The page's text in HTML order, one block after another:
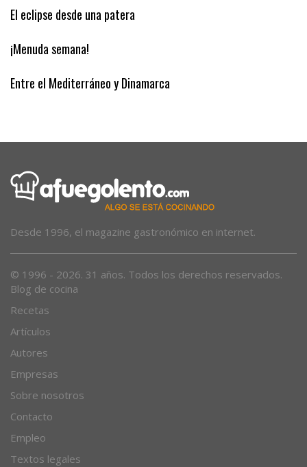
El eclipse desde una patera
¡Menuda semana!
Entre el Mediterráneo y Dinamarca
Desde 1996, el magazine gastronómico en internet.
© 1996 - 2026. 31 años. Todos los derechos reservados.
Blog de cocina
Recetas
Artículos
Autores
Empresas
Sobre nosotros
Contacto
Empleo
Textos legales